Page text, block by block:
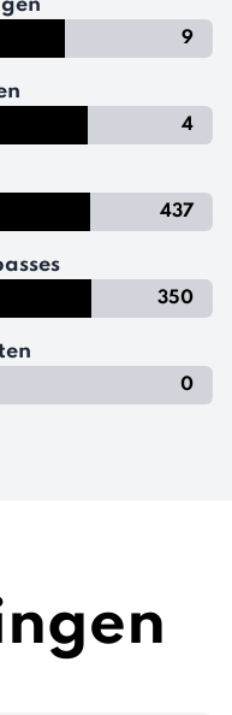
9
4
437
350
0